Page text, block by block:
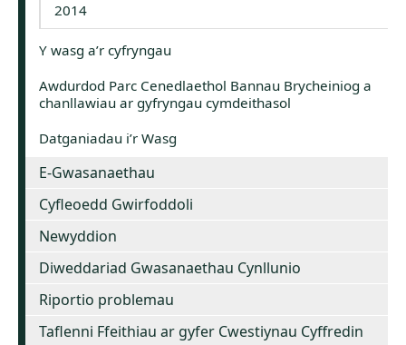
2014
Y wasg a’r cyfryngau
Awdurdod Parc Cenedlaethol Bannau Brycheiniog a
chanllawiau ar gyfryngau cymdeithasol
Datganiadau i’r Wasg
E-Gwasanaethau
Cyfleoedd Gwirfoddoli
Newyddion
Diweddariad Gwasanaethau Cynllunio
Riportio problemau
Taflenni Ffeithiau ar gyfer Cwestiynau Cyffredin